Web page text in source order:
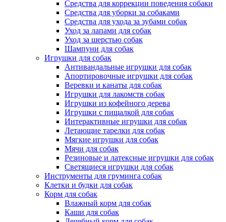
Средства для коррекции поведения собаки
Средства для уборки за собаками
Средства для ухода за зубами собак
Уход за лапами для собак
Уход за шерстью собак
Шампуни для собак
Игрушки для собак
Антивандальные игрушки для собак
Апортировочные игрушки для собак
Веревки и канаты для собак
Игрушки для лакомств собак
Игрушки из кофейного дерева
Игрушки с пищалкой для собак
Интерактивные игрушки для собак
Летающие тарелки для собак
Мягкие игрушки для собак
Мячи для собак
Резиновые и латексные игрушки для собак
Светящиеся игрушки для собак
Инструменты для груминга собак
Клетки и будки для собак
Корм для собак
Влажный корм для собак
Каши для собак